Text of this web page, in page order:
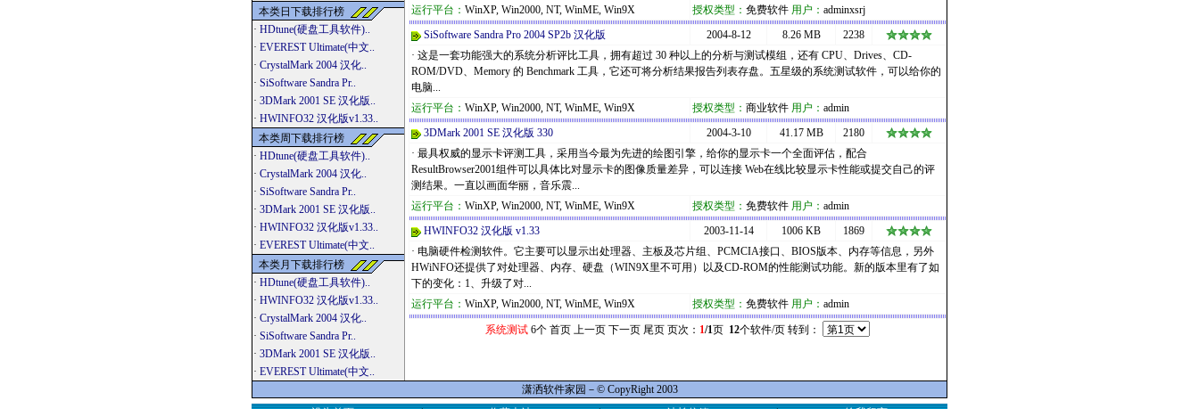
本类日下载排行榜
· HDtune(硬盘工具软件)..
· EVEREST Ultimate(中文..
· CrystalMark 2004 汉化..
· SiSoftware Sandra Pr..
· 3DMark 2001 SE 汉化版..
· HWINFO32 汉化版v1.33..
本类周下载排行榜
· HDtune(硬盘工具软件)..
· CrystalMark 2004 汉化..
· SiSoftware Sandra Pr..
· 3DMark 2001 SE 汉化版..
· HWINFO32 汉化版v1.33..
· EVEREST Ultimate(中文..
本类月下载排行榜
· HDtune(硬盘工具软件)..
· HWINFO32 汉化版v1.33..
· CrystalMark 2004 汉化..
· SiSoftware Sandra Pr..
· 3DMark 2001 SE 汉化版..
· EVEREST Ultimate(中文..
运行平台： WinXP, Win2000, NT, WinME, Win9X 授权类型： 免费软件 用户： adminxsrj
SiSoftware Sandra Pro 2004 SP2b 汉化版
2004-8-12 8.26 MB
2238
· 这是一套功能强大的系统分析评比工具，拥有超过 30 种以上的分析与测试模组，还有 CPU、Drives、CD-
ROM/DVD、Memory 的 Benchmark 工具，它还可将分析结果报告列表存盘。五星级的系统测试软件，可以给你的
电脑...
运行平台： WinXP, Win2000, NT, WinME, Win9X 授权类型： 商业软件 用户： admin
3DMark 2001 SE 汉化版 330
2004-3-10 41.17 MB
2180
· 最具权威的显示卡评测工具，采用当今最为先进的绘图引擎，给你的显示卡一个全面评估，配合
ResultBrowser2001组件可以具体比对显示卡的图像质量差异，可以连接 Web在线比较显示卡性能或提交自己的评
测结果。一直以画面华丽，音乐震...
运行平台： WinXP, Win2000, NT, WinME, Win9X 授权类型： 免费软件 用户： admin
HWINFO32 汉化版 v1.33
2003-11-14 1006 KB
1869
· 电脑硬件检测软件。它主要可以显示出处理器、主板及芯片组、PCMCIA接口、BIOS版本、内存等信息，另外
HWiNFO还提供了对处理器、内存、硬盘（WIN9X里不可用）以及CD-ROM的性能测试功能。新的版本里有了如
下的变化：1、升级了对...
运行平台： WinXP, Win2000, NT, WinME, Win9X 授权类型： 免费软件 用户： admin
系统测试 6个 首页 上一页 下一页 尾页 页次： 1/1页 12个软件/页 转到：
潇洒软件家园－© CopyRight 2003